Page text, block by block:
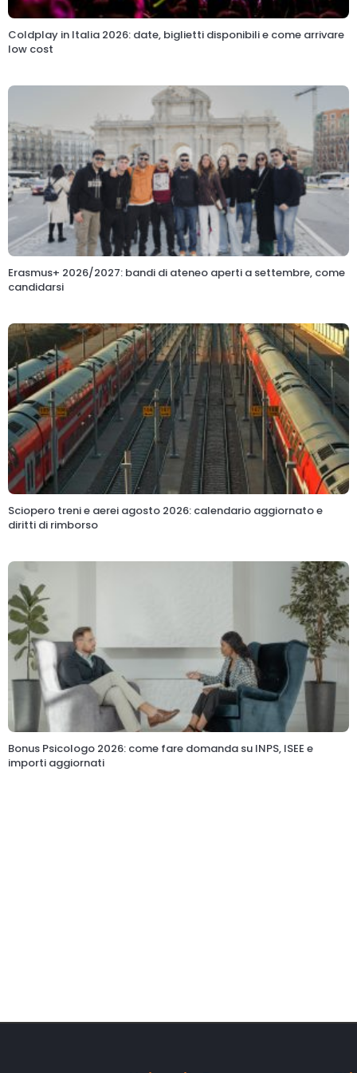
Coldplay in Italia 2026: date, biglietti disponibili e come arrivare
low cost
Erasmus+ 2026/2027: bandi di ateneo aperti a settembre, come
candidarsi
Sciopero treni e aerei agosto 2026: calendario aggiornato e
diritti di rimborso
Bonus Psicologo 2026: come fare domanda su INPS, ISEE e
importi aggiornati